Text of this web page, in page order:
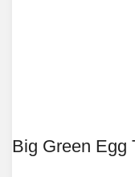
Big Green Egg